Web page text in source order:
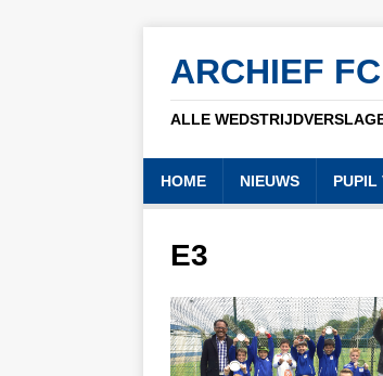
ARCHIEF
ALLE
HOME NIEUWS PUPIL
E3